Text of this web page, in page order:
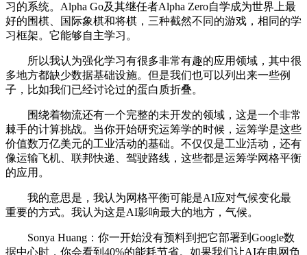
习的系统。Alpha Go及其继任者Alpha Zero自学成为世界上最
好的围棋、国际象棋和将棋，三种截然不同的游戏，相同的学
习框架。它能够自主学习。
所以我认为强化学习有很多非常有趣的应用领域，其中很
多地方都缺少数据基础设施。但是我们也可以列出来一些例
子，比如我们已经讨论过的蛋白质折叠。
围绕着物流还有一个完整的未开发的领域，这是一个非常
棘手的计算挑战。当你开始研究运筹学的时候，运筹学是这些
价值数万亿美元的工业活动的基础。不仅仅是工业活动，还有
像运输飞机、联邦快递、驾驶路线，这些都是运筹学网格平衡
的应用。
我的意思是，我认为网格平衡可能是AI应对气候变化最
重要的方式。我认为这是AI影响最大的地方，气候。
Sonya Huang：你一开始没有预料到把它部署到Google数
据中心时，你会看到40%的能耗节省。如果我们让AI在电网负